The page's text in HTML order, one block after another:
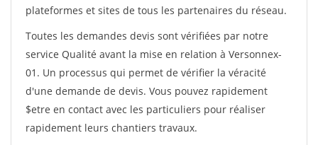
plateformes et sites de tous les partenaires du réseau.
Toutes les demandes devis sont vérifiées par notre
service Qualité avant la mise en relation à Versonnex-
01. Un processus qui permet de vérifier la véracité
d'une demande de devis. Vous pouvez rapidement
$etre en contact avec les particuliers pour réaliser
rapidement leurs chantiers travaux.